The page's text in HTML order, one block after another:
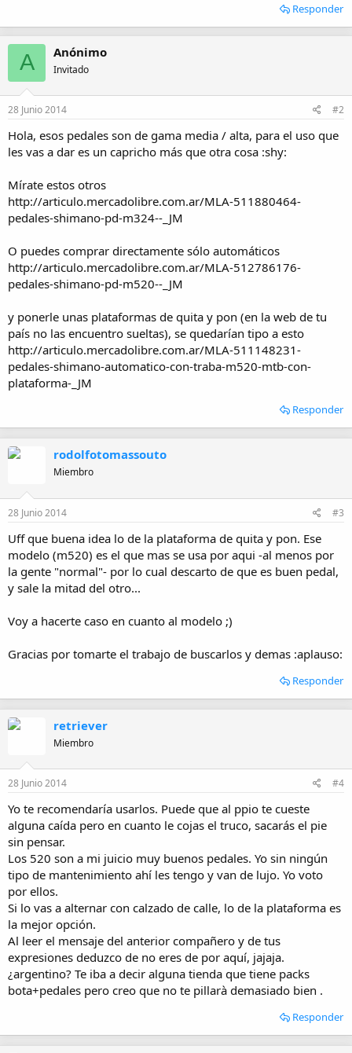
Responder
A Anónimo
Invitado
28 Junio 2014 #2
Hola, esos pedales son de gama media / alta, para el uso que
les vas a dar es un capricho más que otra cosa :shy:
Mírate estos otros
http://articulo.mercadolibre.com.ar/MLA-511880464-
pedales-shimano-pd-m324--_JM
O puedes comprar directamente sólo automáticos
http://articulo.mercadolibre.com.ar/MLA-512786176-
pedales-shimano-pd-m520--_JM
y ponerle unas plataformas de quita y pon (en la web de tu
país no las encuentro sueltas), se quedarían tipo a esto
http://articulo.mercadolibre.com.ar/MLA-511148231-
pedales-shimano-automatico-con-traba-m520-mtb-con-
plataforma-_JM
Responder
rodolfotomassouto
Miembro
28 Junio 2014 #3
Uff que buena idea lo de la plataforma de quita y pon. Ese
modelo (m520) es el que mas se usa por aqui -al menos por
la gente "normal"- por lo cual descarto de que es buen pedal,
y sale la mitad del otro...
Voy a hacerte caso en cuanto al modelo ;)
Gracias por tomarte el trabajo de buscarlos y demas :aplauso:
Responder
retriever
Miembro
28 Junio 2014 #4
Yo te recomendaría usarlos. Puede que al ppio te cueste
alguna caída pero en cuanto le cojas el truco, sacarás el pie
sin pensar.
Los 520 son a mi juicio muy buenos pedales. Yo sin ningún
tipo de mantenimiento ahí les tengo y van de lujo. Yo voto
por ellos.
Si lo vas a alternar con calzado de calle, lo de la plataforma es
la mejor opción.
Al leer el mensaje del anterior compañero y de tus
expresiones deduzco de no eres de por aquí, jajaja.
¿argentino? Te iba a decir alguna tienda que tiene packs
bota+pedales pero creo que no te pillarà demasiado bien .
Responder